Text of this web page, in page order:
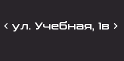
ул. Учебная, 1в